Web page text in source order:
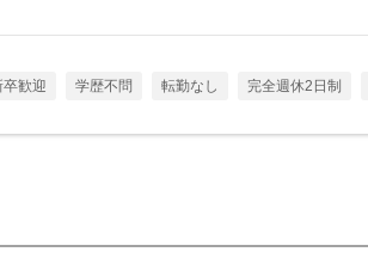
歓迎 学歴不問 転勤なし 完全週休2日制